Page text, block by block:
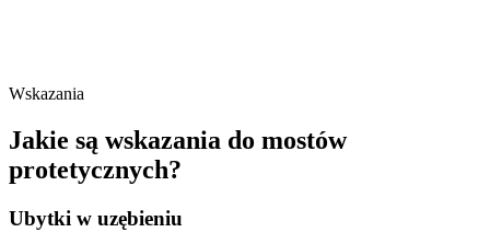
Wskazania
Jakie są wskazania do mostów
protetycznych?
Ubytki w uzębieniu